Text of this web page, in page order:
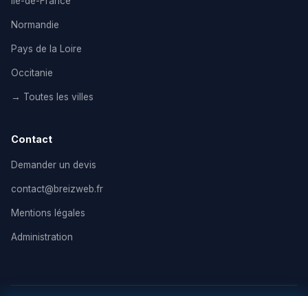
Normandie
Pays de la Loire
Occitanie
→ Toutes les villes
Contact
Demander un devis
contact@breizweb.fr
Mentions légales
Administration